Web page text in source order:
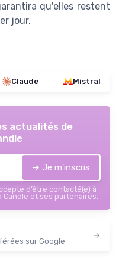
qu'elles restent
jour.
Claude Mistral
actualités de
➔ Je m'inscris
d’être contacté(e) à
Candle et ses partenaires.
sur Google